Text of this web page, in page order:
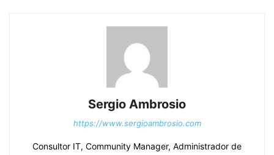
Sergio Ambrosio
https://www.sergioambrosio.com
Consultor IT, Community Manager, Administrador de